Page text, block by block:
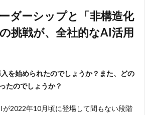
ダーシップと「非構造化
挑戦が、全社的なAI活用
を始められたのでしょうか？また、どの
たのでしょうか？
が2022年10月頃に登場して間もない段階